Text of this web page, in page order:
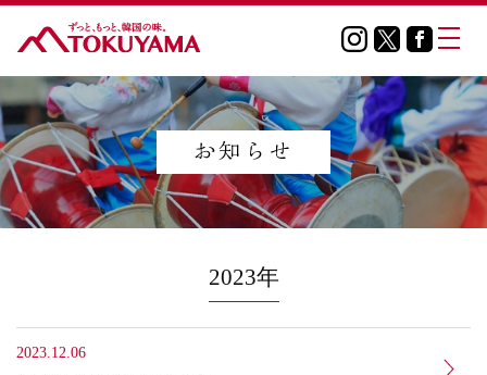
2023年
2023.12.06